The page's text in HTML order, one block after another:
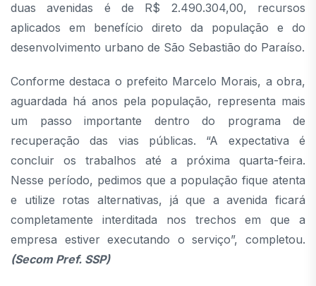
duas avenidas é de R$ 2.490.304,00, recursos
aplicados em benefício direto da população e do
desenvolvimento urbano de São Sebastião do Paraíso.
Conforme destaca o prefeito Marcelo Morais, a obra,
aguardada há anos pela população, representa mais
um passo importante dentro do programa de
recuperação das vias públicas. “A expectativa é
concluir os trabalhos até a próxima quarta-feira.
Nesse período, pedimos que a população fique atenta
e utilize rotas alternativas, já que a avenida ficará
completamente interditada nos trechos em que a
empresa estiver executando o serviço”, completou.
(Secom Pref. SSP)